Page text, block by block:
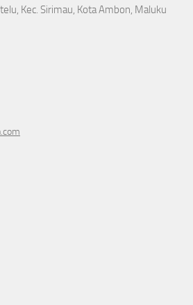
Kec. Sirimau, Kota Ambon, Maluku